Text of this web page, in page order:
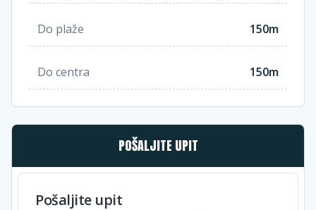
Do plaže 150m
Do centra 150m
POŠALJITE UPIT
Pošaljite upit